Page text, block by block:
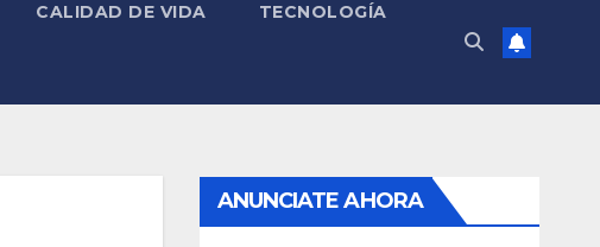
CALIDAD DE VIDA TECNOLOGÍA
ANUNCIATE AHORA